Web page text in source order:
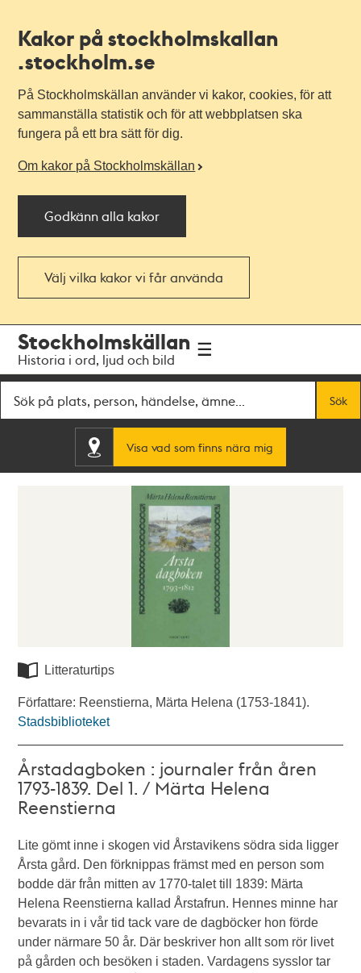
Kakor på stockholmskallan
.stockholm.se
På Stockholmskällan använder vi kakor, cookies, för att
sammanställa statistik och för att webbplatsen ska
fungera på ett bra sätt för dig.
Om kakor på Stockholmskällan
Godkänn alla kakor
Välj vilka kakor vi får använda
navigationen
huvudinnehållet
Stockholmskällan
Historia i ord, ljud och bild
Sök
Visa vad som finns nära mig
Litteraturtips
Författare: Reenstierna, Märta Helena (1753-1841).
Stadsbiblioteket
Årstadagboken : journaler från åren
1793-1839. Del 1. / Märta Helena
Reenstierna
Lite gömt inne i skogen vid Årstavikens södra sida ligger
Årsta gård. Den förknippas främst med en person som
bodde där från mitten av 1770-talet till 1839: Märta
Helena Reenstierna kallad Årstafrun. Hennes minne har
bevarats in i vår tid tack vare de dagböcker hon förde
under närmare 50 år. Där beskriver hon allt som rör livet
på gården och besöken i staden. Vardagens sysslor tar